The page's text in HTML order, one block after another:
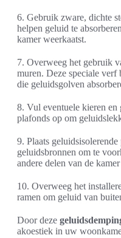
6. Gebruik zware, dichte
helpen geluid te
kamer weerkaatst.
7. Overweeg het gebruik
muren. Deze speciale verf
die geluidsgolven
8. Vul eventuele kieren en
plafonds op om
9. Plaats
geluidsbronnen om te
andere delen van de
10. Overweeg het
ramen om geluid van
Door deze
akoestiek in uw